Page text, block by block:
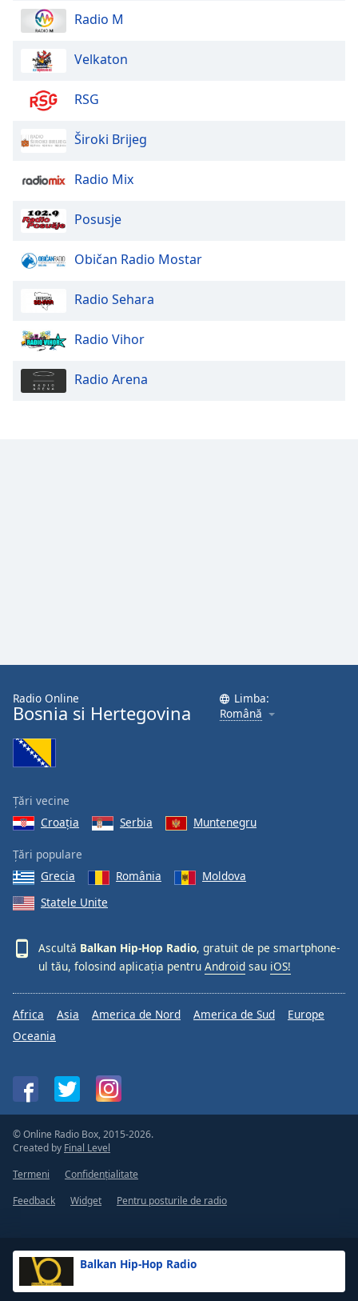
Balkan Hip-Hop Radio
Radio M
Velkaton
RSG
Široki Brijeg
Radio Mix
Posusje
Običan Radio Mostar
Radio Sehara
Radio Vihor
Radio Arena
Radio Online
Bosnia si Hertegovina
Limba:
Română
Țări vecine
Croaţia
Serbia Muntenegru
Țări populare
Grecia
România
Moldova
Statele Unite
Ascultă Balkan Hip-Hop Radio, gratuit de pe smartphone-
ul tău, folosind aplicația pentru Android sau iOS!
Africa Asia America de Nord America de Sud
Europe
Oceania
© Online Radio Box, 2015-2026.
Created by Final Level
Termeni
Confidențialitate
Feedback
Widget Pentru posturile de radio